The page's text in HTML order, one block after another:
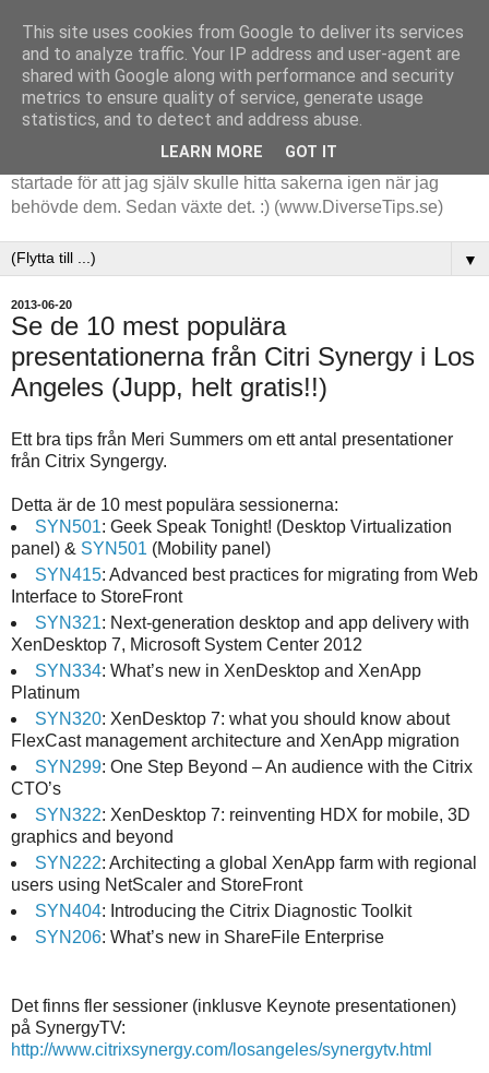
Tips och tankar kring de saker jag stöter på i arbetet. Det
startade för att jag själv skulle hitta sakerna igen när jag
behövde dem. Sedan växte det. :) (www.DiverseTips.se)
▼
2013-06-20
Se de 10 mest populära
presentationerna från Citri Synergy i Los
Angeles (Jupp, helt gratis!!)
Ett bra tips från Meri Summers om ett antal presentationer
från Citrix Syngergy.
Detta är de 10 mest populära sessionerna:
SYN501: Geek Speak Tonight! (Desktop Virtualization
panel) & SYN501 (Mobility panel)
SYN415: Advanced best practices for migrating from Web
Interface to StoreFront
SYN321: Next-generation desktop and app delivery with
XenDesktop 7, Microsoft System Center 2012
SYN334: What’s new in XenDesktop and XenApp
Platinum
SYN320: XenDesktop 7: what you should know about
FlexCast management architecture and XenApp migration
SYN299: One Step Beyond – An audience with the Citrix
CTO’s
SYN322: XenDesktop 7: reinventing HDX for mobile, 3D
graphics and beyond
SYN222: Architecting a global XenApp farm with regional
users using NetScaler and StoreFront
SYN404: Introducing the Citrix Diagnostic Toolkit
SYN206: What’s new in ShareFile Enterprise
Det finns fler sessioner (inklusve Keynote presentationen)
på SynergyTV:
http://www.citrixsynergy.com/losangeles/synergytv.html
This site uses cookies from Google to deliver its services
and to analyze traffic. Your IP address and user-agent are
shared with Google along with performance and security
metrics to ensure quality of service, generate usage
statistics, and to detect and address abuse.
LEARN MORE GOT IT